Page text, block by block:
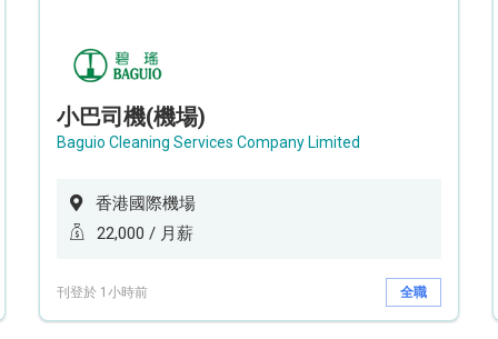
小巴司機(機場)
Baguio Cleaning Services Company Limited
香港國際機場
22,000 / 月薪
刊登於 1小時前 全職